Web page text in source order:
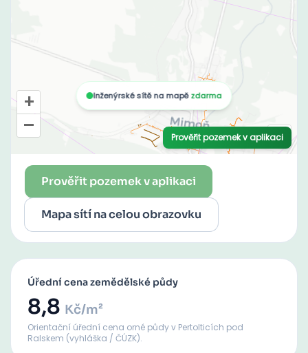
Prověřit pozemek v aplikaci
Mapa sítí na celou obrazovku
Úřední cena zemědělské půdy
8,8 Kč/m²
Orientační úřední cena orné půdyv Pertolticích pod
Ralskem (vyhláška / ČÚZK).